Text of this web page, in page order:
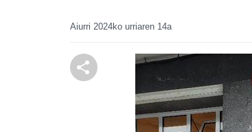
Aiurri 2024ko urriaren 14a